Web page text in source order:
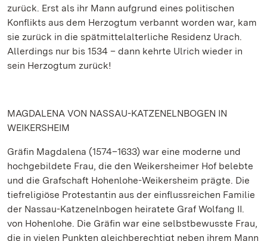
zurück. Erst als ihr Mann aufgrund eines politischen
Konflikts aus dem Herzogtum verbannt worden war, kam
sie zurück in die spätmittelalterliche Residenz Urach.
Allerdings nur bis 1534 – dann kehrte Ulrich wieder in
sein Herzogtum zurück!
MAGDALENA VON NASSAU-KATZENELNBOGEN IN
WEIKERSHEIM
Gräfin Magdalena (1574–1633) war eine moderne und
hochgebildete Frau, die den Weikersheimer Hof belebte
und die Grafschaft Hohenlohe-Weikersheim prägte. Die
tiefreligiöse Protestantin aus der einflussreichen Familie
der Nassau-Katzenelnbogen heiratete Graf Wolfang II.
von Hohenlohe. Die Gräfin war eine selbstbewusste Frau,
die in vielen Punkten gleichberechtigt neben ihrem Mann